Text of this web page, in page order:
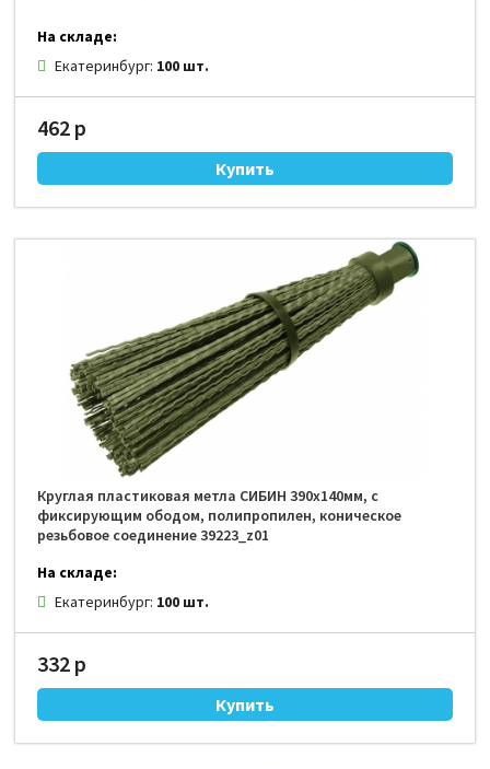
На складе:
Екатеринбург: 100 шт.
462 р
Круглая пластиковая метла СИБИН 390х140мм, с
фиксирующим ободом, полипропилен, коническое
резьбовое соединение 39223_z01
На складе:
Екатеринбург: 100 шт.
332 р